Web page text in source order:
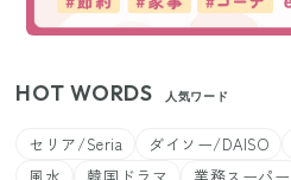
HOT WORDS 人気ワード
セリア/Seria ダイソー/DAISO